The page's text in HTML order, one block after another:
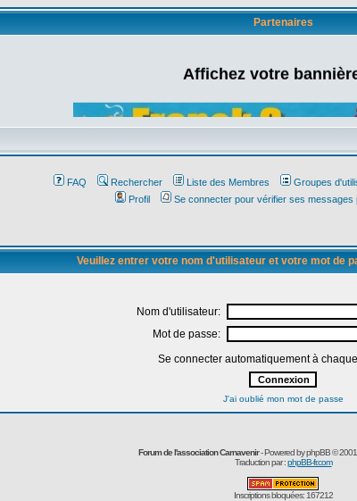
Partenaires
Affichez votre
FAQ Rechercher Liste des Membres Groupes
Profil
Se connecter pour vérifier ses messages
Veuillez entrer votre nom d'utilisateur et votre mot de
Nom d'utilisateur:
Mot de passe:
Se connecter automatiquement à
J'ai oublié mon mot de passe
Forum de l'association Carnavenir- Powered byphpBB©
Traduction par :phpBB-fr.com
Inscriptions bloquées: 167212